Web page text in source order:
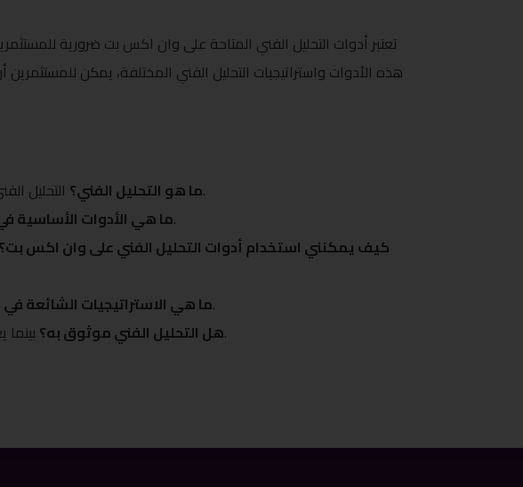
تعتبر أدوات التحليل الفني المتاحة على وان اكس بت ضرورية
هذه الأدوات واستراتيجيات التحليل الفني المختلفة، يمكن
ما هو التحليل الفني؟التحليل الفني هو أسلوب يستخدم لتقييم الأصول من خلال تحليل البيانات التاريخية للسوق والتعرف على الأنماط.
ما هي الأدوات الأساسيةتشمل الأدوات الأساسية المؤشرات الفنية، الرسوم البيانية، وأدوات رسم الأنماط.
كيف يمكنني استخدام أدوات التحليل الفني على وان اكس بت؟
ما هي الاستراتيجيات الشائعة فيتشمل الاستراتيجيات التداول على الاتجاه، التداول العكسي، واستراتيجية الاختراق.
هل التحليل الفني موثوق به؟بينما يعتبر التحليل الفني أداة قوية، يجب أن يستخدم إلى جانب تقنيات أخرى لضمان اتخاذ قرارات مستنيرة.